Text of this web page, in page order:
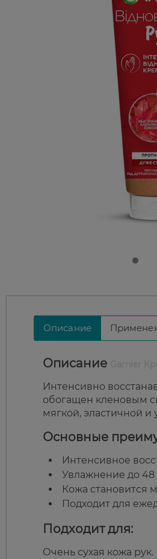
Описание
Описание
Интенсивно
обогащен кленовым
мягкой, эластичной
Основные
Интенсивное
Увлажнение до 48
Кожа становится
Подходит для
Подходит для:
Очень сухая кожа рук.